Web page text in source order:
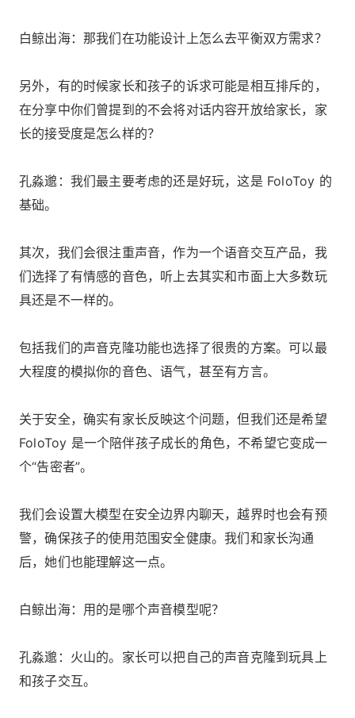
白鲸出海：那我们在功能设计上怎么去平衡双方需求？
另外，有的时候家长和孩子的诉求可能是相互排斥的，
在分享中你们曾提到的不会将对话内容开放给家长，家
长的接受度是怎么样的？
孔淼邈：我们最主要考虑的还是好玩，这是 FoloToy 的
基础。
其次，我们会很注重声音，作为一个语音交互产品，我
们选择了有情感的音色，听上去其实和市面上大多数玩
具还是不一样的。
包括我们的声音克隆功能也选择了很贵的方案。可以最
大程度的模拟你的音色、语气，甚至有方言。
关于安全，确实有家长反映这个问题，但我们还是希望
FoloToy 是一个陪伴孩子成长的角色，不希望它变成一
个“告密者”。
我们会设置大模型在安全边界内聊天，越界时也会有预
警，确保孩子的使用范围安全健康。我们和家长沟通
后，她们也能理解这一点。
白鲸出海：用的是哪个声音模型呢？
孔淼邈：火山的。家长可以把自己的声音克隆到玩具上
和孩子交互。